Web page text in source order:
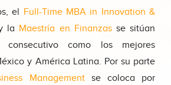
el Full-Time MBA in Innovation &
la Maestría en Finanzas se sitúan
como los mejores
y América Latina. Por su parte
Managementse coloca por